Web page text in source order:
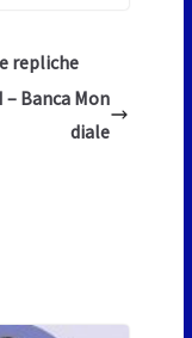
repliche
Banca Mon
diale